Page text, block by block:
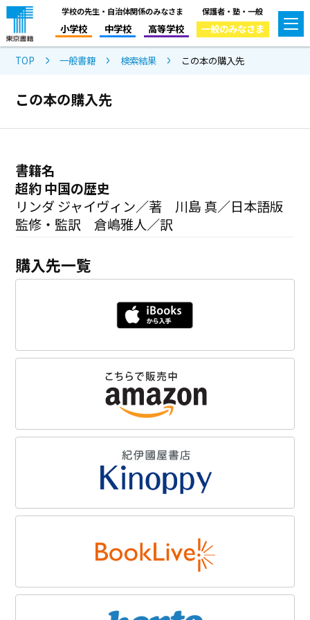
学校の先生・自治体関係のみなさま
小学校 中学校 高等学校
保護者・塾・一般
一般のみなさま
TOP 一般書籍 検索結果 この本の購入先
この本の購入先
書籍名
超約 中国の歴史
リンダ ジャイヴィン／著 川島 真／日本語版
監修・監訳 倉嶋雅人／訳
購入先一覧